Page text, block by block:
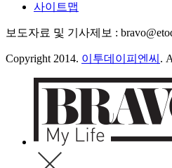
사이트맵
보도자료 및 기사제보 :
Copyright 2014. 이투데이피엔씨 .